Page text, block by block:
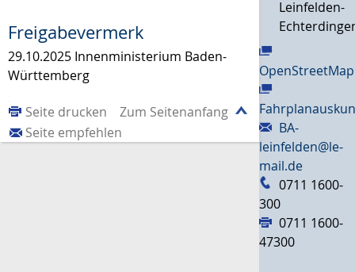
Freigabevermerk
29.10.2025 Innenministerium Baden-
Württemberg
Zum Seitenanfang
Seite drucken
Seite empfehlen
Leinfelden-
OpenStreetMap
BA-
leinfelden@le-
mail.de
0711 1600-
300
0711 1600-
47300